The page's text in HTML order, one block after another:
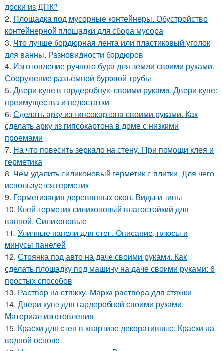
доски из ДПК?
2. Площадка под мусорные контейнеры. Обустройство
контейнерной площадки для сбора мусора
3. Что лучше бордюрная лента или пластиковый уголок
для ванны. Разновидности бордюров
4. Изготовление ручного бура для земли своими руками.
Сооружение разъёмной буровой трубы
5. Двери купе в гардеробную своими руками. Двери купе:
преимущества и недостатки
6. Сделать арку из гипсокартона своими руками. Как
сделать арку из гипсокартона в доме с низкими
проемами
7. На что повесить зеркало на стену. При помощи клея и
герметика
8. Чем удалить силиконовый герметик с плитки. Для чего
используется герметик
9. Герметизация деревянных окон. Виды и типы
10. Клей-герметик силиконовый влагостойкий для
ванной. Силиконовые
11. Уличные панели для стен. Описание, плюсы и
минусы панелей
12. Стоянка под авто на даче своими руками. Как
сделать площадку под машину на даче своими руками: 6
простых способов
13. Раствор на стяжку. Марка раствора для стяжки
14. Двери купе для гардеробной своими руками.
Материал изготовления
15. Краски для стен в квартире декоративные. Краски на
водной основе